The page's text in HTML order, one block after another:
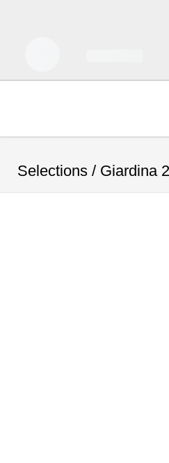
Selections / Giardina